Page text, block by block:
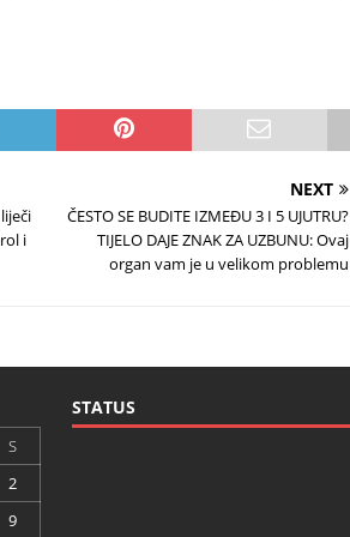
i
NEXT
ČESTO SE BUDITE IZMEĐU 3 I 5 UJUTRU?
TIJELO DAJE ZNAK ZA UZBUNU: Ovaj
organ vam je u velikom problemu
S
2
9
STATUS